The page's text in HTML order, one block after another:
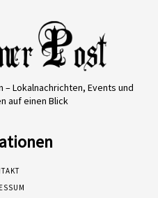
Lokalnachrichten, Events und
auf einen Blick